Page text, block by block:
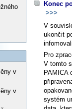
v
v
Konec
>>>
V
ukončit
Pro
V tomto
PAMICA
systém